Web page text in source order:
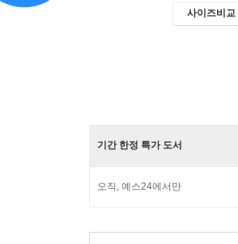
사이즈비교
기간 한정 특가 도서
오직, 예스24에서만